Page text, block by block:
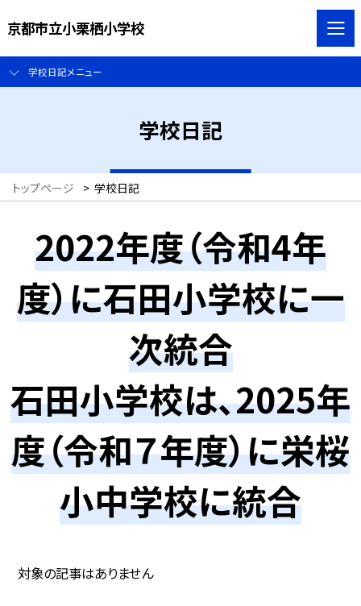
京都市立小栗栖小学校
学校日記メニュー
学校日記
トップページ > 学校日記
2022年度（令和4年
度）に石田小学校に一
次統合
石田小学校は、2025年
度（令和７年度）に栄桜
小中学校に統合
対象の記事はありません